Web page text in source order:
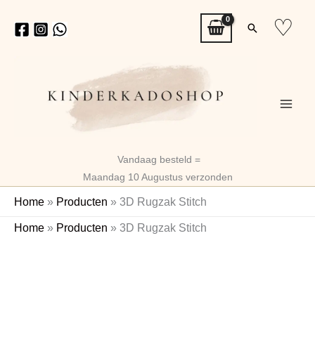
naar
Zoeken
♡
Vandaag besteld =
Maandag 10 Augustus verzonden
Home » Producten » 3D Rugzak Stitch
Home » Producten » 3D Rugzak Stitch
3D